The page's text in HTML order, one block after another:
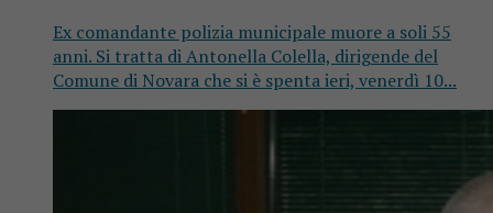
Ex comandante polizia municipale muore a soli 55
anni. Si tratta di Antonella Colella, dirigende del
Comune di Novara che si è spenta ieri, venerdì 10...